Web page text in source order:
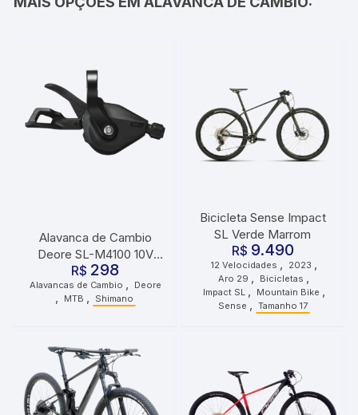
Alavanca de Cambio
Deore SL-M4100 10V
Direita
R$ 298
Alavancas de Cambio , Deore
, MTB , Shimano
Bicicleta Sense Impact
SL Verde Marrom
R$ 9.490
12 Velocidades 2023
Aro 29 Bicicletas
Impact SL Mountain Bike
Sense Tamanho 17